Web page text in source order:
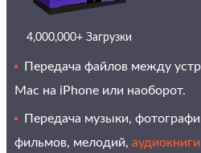
4,000,000+ Загрузки
Передача файлов между
Mac на iPhone или наоборот.
Передача музыки,
фильмов, мелодий, аудиокниги